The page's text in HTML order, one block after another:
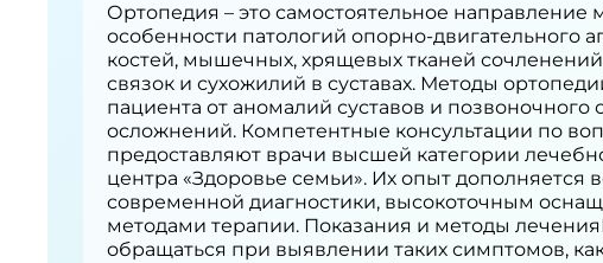
Ортопедия – это самостоятельное
особенности патологий опорно-двигательного
костей, мышечных, хрящевых тканей
связок и сухожилий в суставах. Методы
пациента от аномалий суставов и позвоночного
осложнений. Компетентные консультации по
предоставляют врачи высшей категории
центра «Здоровье семьи». Их опыт дополняется
современной диагностики, высокоточным
методами терапии. Показания и методы
обращаться при выявлении таких симптомов,